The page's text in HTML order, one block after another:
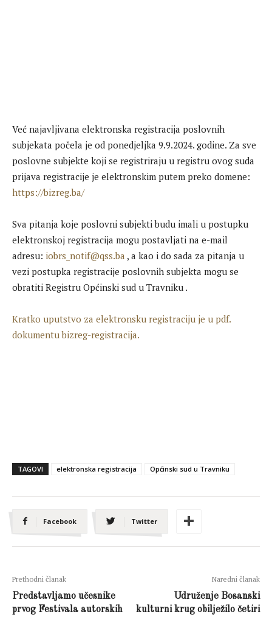
Već najavljivana elektronska registracija poslovnih
subjekata počela je od ponedjeljka 9.9.2024. godine. Za sve
poslovne subjekte koji se registriraju u registru ovog suda
prijava registracije je elektronskim putem preko domene:
https://bizreg.ba/
Sva pitanja koje poslovni subjekti budu imali u postupku
elektronskoj registracija mogu postavljati na e-mail
adresu: iobrs_notif@qss.ba , a kao i do sada za pitanja u
vezi postupka registracije poslovnih subjekta mogu se
obratiti Registru Općinski sud u Travniku .
Kratko uputstvo za elektronsku registraciju je u pdf.
dokumentu bizreg-registracija.
TAGOVI elektronska registracija Općinski sud u Travniku
Facebook Twitter
Prethodni članak
Predstavljamo učesnike
prvog Festivala autorskih
Naredni članak
Udruženje Bosanski
kulturni krug obilježilo četiri